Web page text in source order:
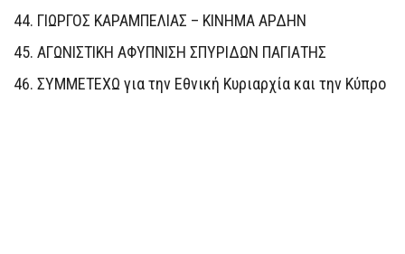
ΓΙΩΡΓΟΣ ΚΑΡΑΜΠΕΛΙΑΣ – ΚΙΝΗΜΑ ΑΡΔΗΝ
ΑΓΩΝΙΣΤΙΚΗ ΑΦΥΠΝΙΣΗ ΣΠΥΡΙΔΩΝ ΠΑΓΙΑΤΗΣ
ΣΥΜΜΕΤΕΧΩ για την Εθνική Κυριαρχία και την Κύπρο